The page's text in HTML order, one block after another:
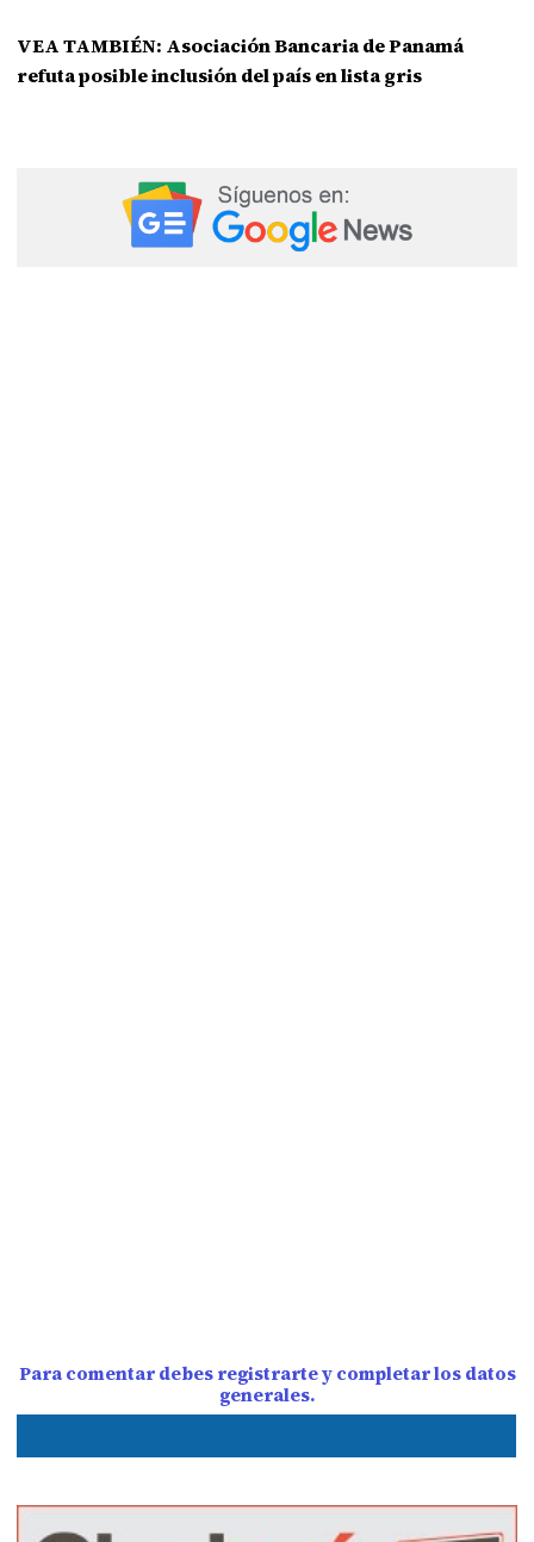
VEA TAMBIÉN: Asociación Bancaria de Panamá
refuta posible inclusión del país en lista gris
Para comentar debes registrarte y completar los datos
generales.